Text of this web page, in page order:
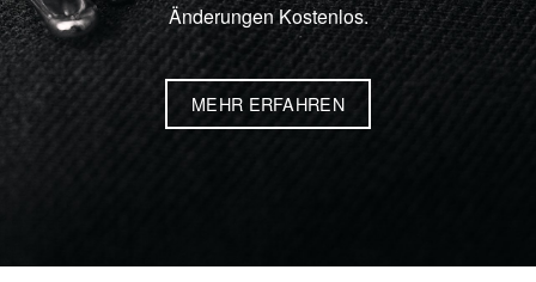
Änderungen Kostenlos.
MEHR ERFAHREN